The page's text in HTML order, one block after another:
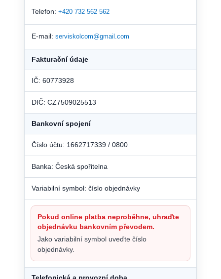
Telefon: +420 732 562 562
E-mail: serviskolcom@gmail.com
Fakturační údaje
IČ: 60773928
DIČ: CZ7509025513
Bankovní spojení
Číslo účtu: 1662717339 / 0800
Banka: Česká spořitelna
Variabilní symbol: číslo objednávky
Pokud online platba neproběhne, uhraďte
objednávku bankovním převodem.
Jako variabilní symbol uveďte číslo
objednávky.
Telefonická a provozní doba